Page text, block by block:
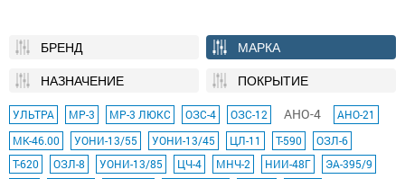
БРЕНД МАРКА
НАЗНАЧЕНИЕ ПОКРЫТИЕ
УЛЬТРА МР-3 МР-3 ЛЮКС ОЗС-4 ОЗС-12 АНО-4
АНО-21
МК-46.00
УОНИ-13/55 УОНИ-13/45 ЦЛ-11 Т-590
ОЗЛ-6
Т-620
ОЗЛ-8 УОНИ-13/85 ЦЧ-4 МНЧ-2 НИИ-48Г
ЭА-395/9